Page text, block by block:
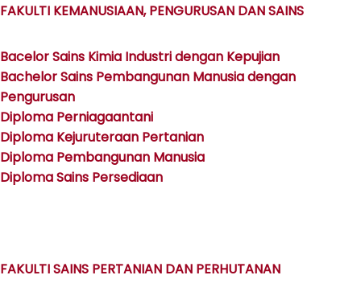
FAKULTI KEMANUSIAAN, PENGURUSAN DAN SAINS
Bacelor Sains Kimia Industri dengan Kepujian
Bachelor Sains Pembangunan Manusia dengan
Pengurusan
Diploma Perniagaantani
Diploma Kejuruteraan Pertanian
Diploma Pembangunan Manusia
Diploma Sains Persediaan
FAKULTI SAINS PERTANIAN DAN PERHUTANAN